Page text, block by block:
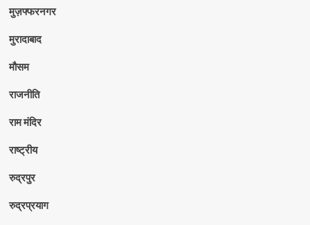
मुज़फ्फरनगर
मुरादाबाद
मौसम
राजनीति
राम मंदिर
राष्ट्रीय
रुद्रपुर
रुद्रप्रयाग